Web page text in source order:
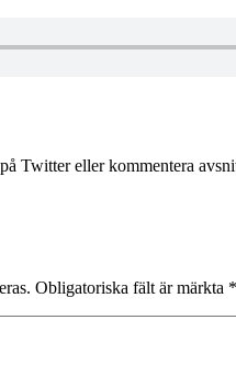
på Twitter eller kommentera
Obligatoriska fält är märkta *